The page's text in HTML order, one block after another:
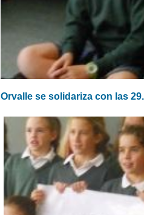
Orvalle se solidariza con las